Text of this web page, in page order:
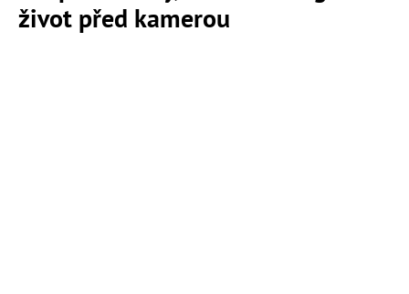
život před kamerou